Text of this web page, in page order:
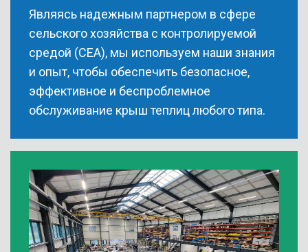
Являясь надежным партнером в сфере
сельского хозяйства с контролируемой
средой (СЕА), мы используем наши знания
и опыт, чтобы обеспечить безопасное,
эффективное и беспроблемное
обслуживание крыш теплиц любого типа.